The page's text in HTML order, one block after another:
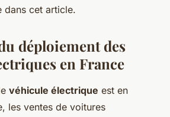
dans cet article.
déploiement des
en France
véhicule électrique est en
les ventes de voitures